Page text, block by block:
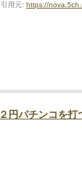
引用元: https://
２円パチンコを打